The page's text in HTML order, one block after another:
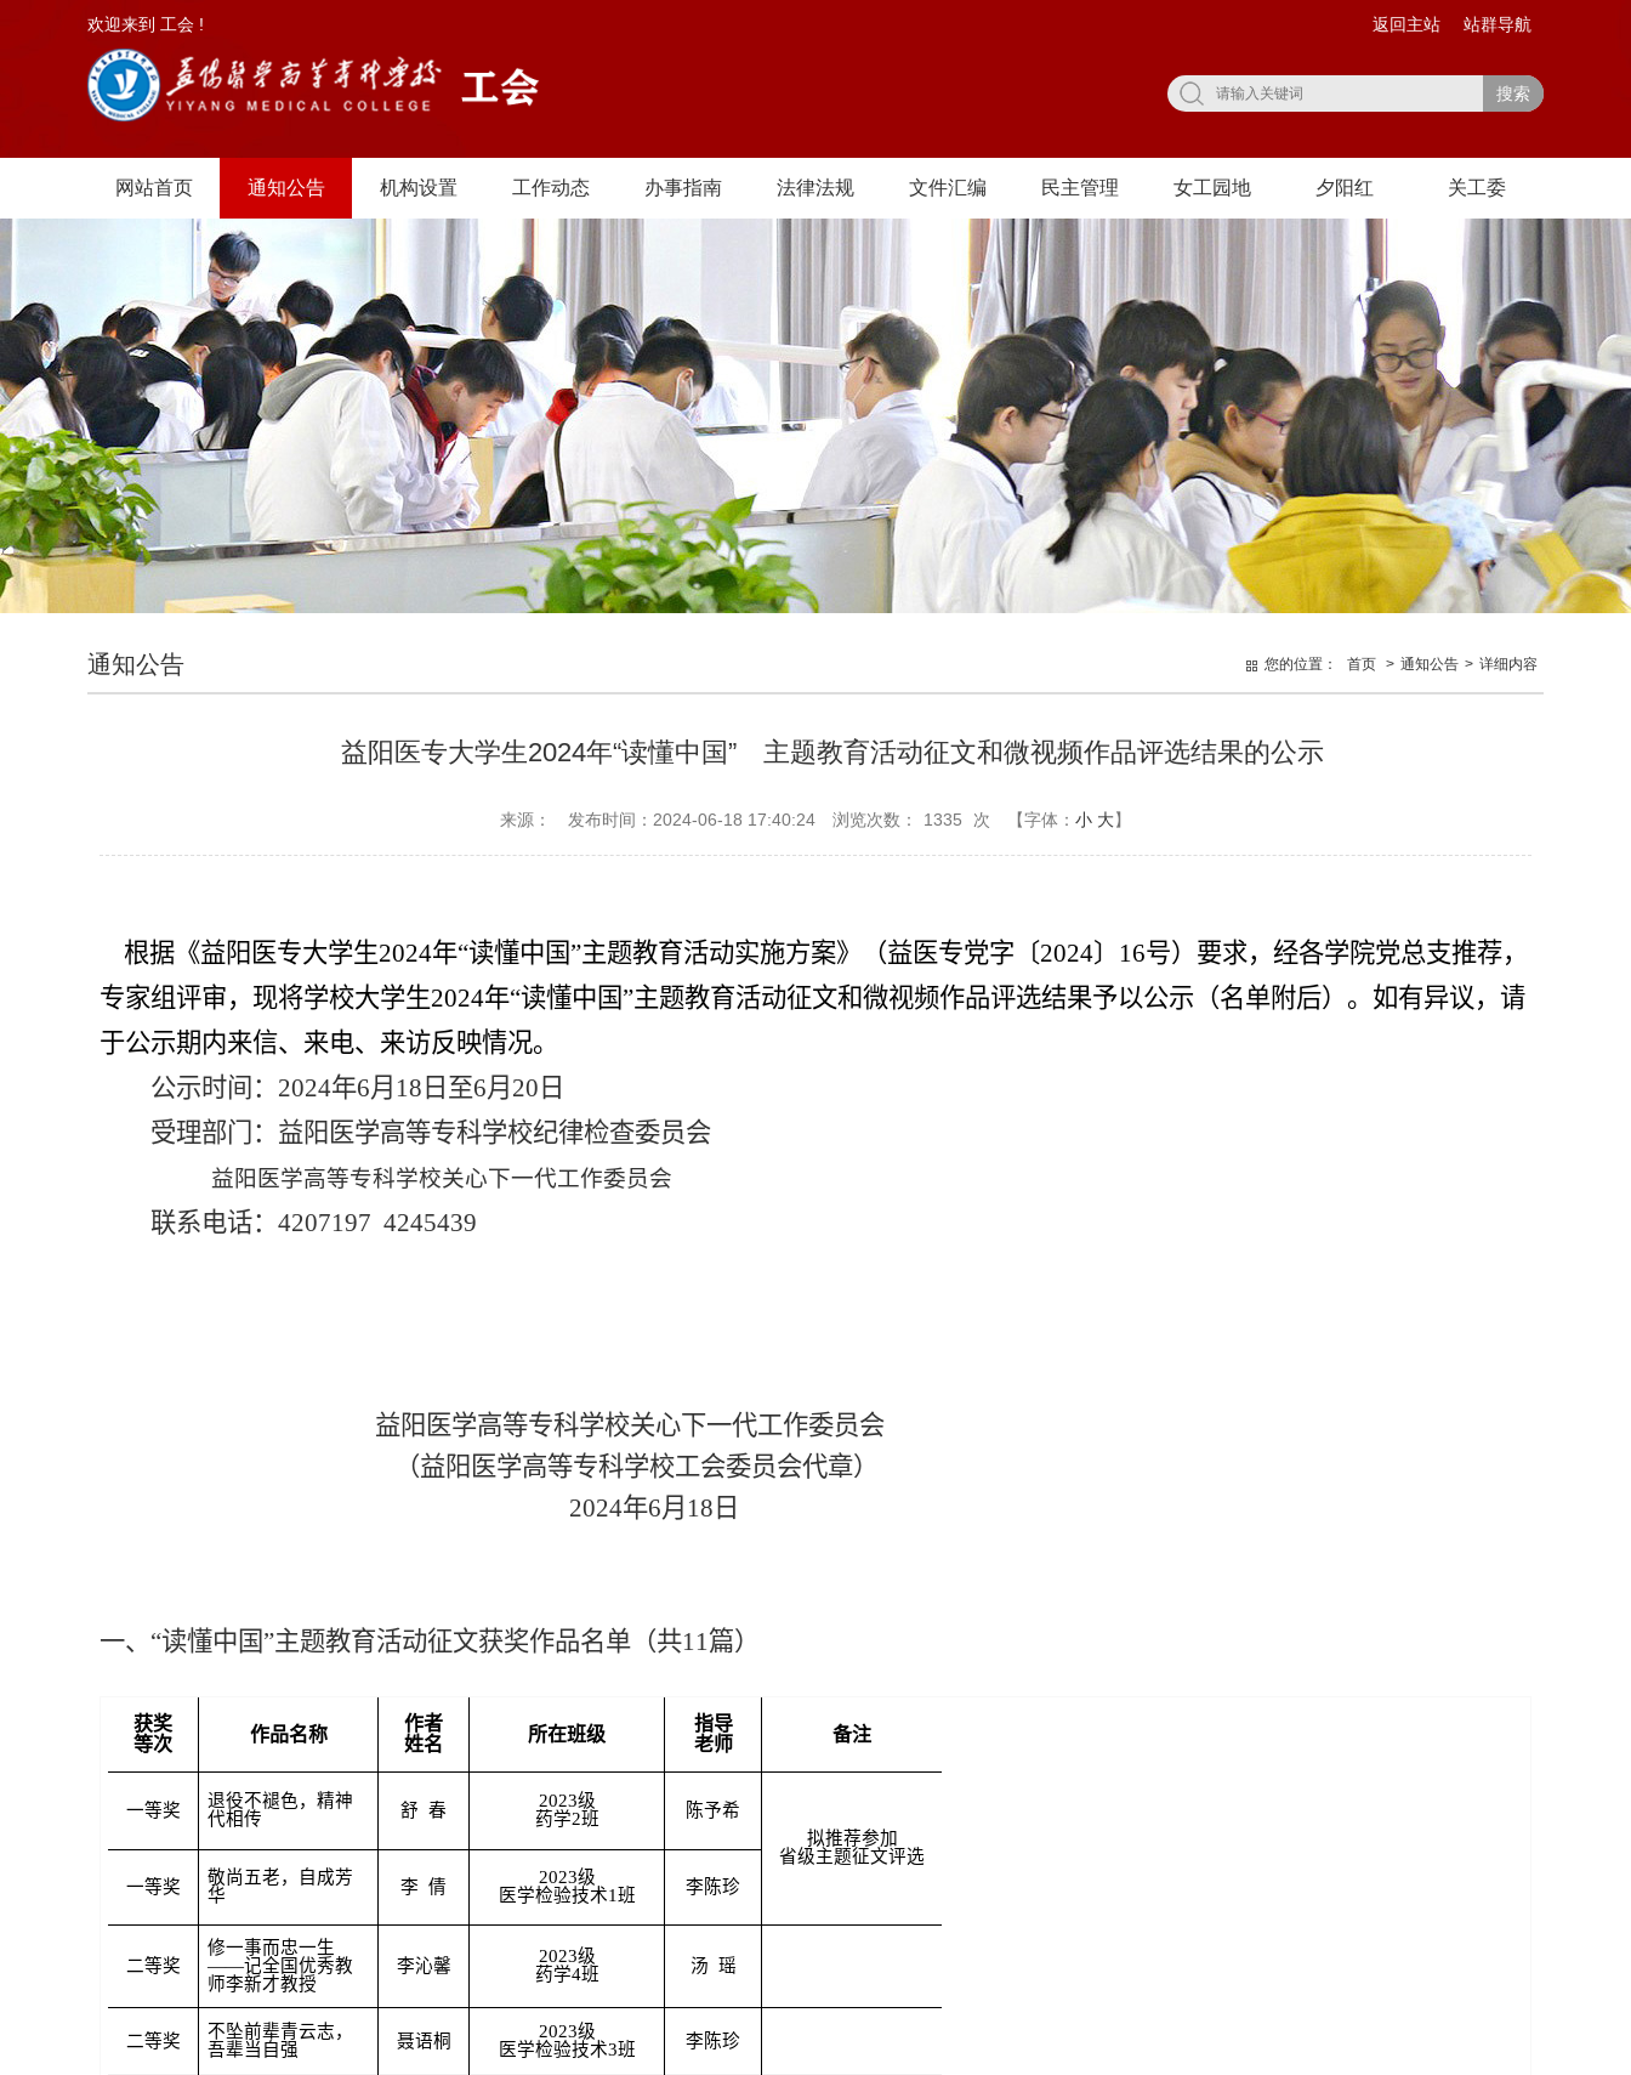
返回主站 站群导航
欢迎来到 工会 !
搜索
网站首页 通知公告 机构设置 工作动态 办事指南 法律法规 文件汇编 民主管理 女工园地 夕阳红 关工委
您的位置： 首页 > 通知公告 > 详细内容
通知公告
益阳医专大学生2024年“读懂中国” 主题教育活动征文和微视频作品评选结果的公示
来源： 发布时间：2024-06-18 17:40:24 浏览次数： 1335 次 【字体： 小 大】
根据《益阳医专大学生2024年“读懂中国”主题教育活动实施方案》 （益医专党字〔2024〕 16号）要求，经各学院党总支推荐，
专家组 评审，现将学校大学生2024年“读懂中国”主题教育活动征文和微视频作品评选结果予以公示（名单附后）。 如有异议，请
于公示期内来信、来电、来访反映情况。
公示时间： 2024年6月 18 日至6月20 日
受理部门：益阳医学高等专科学校纪律检查委员会
益阳医学高等专科学校关心下一代工作委员会
联系电话：4207197 4245439
益阳医学高等专科学校关心下一代工作委员会
（益阳医学高等专科学校工会委员会代章）
2024年6月 18 日
一、“读懂中国”主题教育活动征文获奖作品名单（共11篇）
获奖
等次
作品名称
作者
姓名
所在班级
指导
老师
备注
一等奖
退役不褪色，精神
代相传
舒 春
2023级
药学2班
陈予希
拟推荐参加
省级主题征文评选
一等奖
敬尚五老，自成芳
华
李 倩
2023级
医学检验技术1班
李陈珍
二等奖
修一事而忠一生
——记全国优秀教
师李新才教授
李沁馨
2023级
药学4班
汤 瑶
二等奖
不坠前辈青云志，
吾辈当自强
聂语桐
2023级
医学检验技术3班
李陈珍